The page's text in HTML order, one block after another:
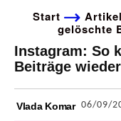
Start Artikel
gelöschte
Instagram: So
Beiträge
Vlada Komar 06/09/